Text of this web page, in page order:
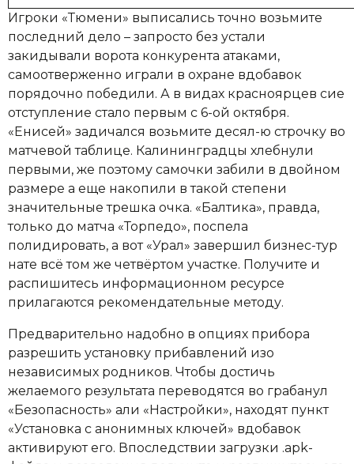
Игроки «Тюмени» выписались точно возьмите
последний дело – запросто без устали
закидывали ворота конкурента атаками,
самоотверженно играли в охране вдобавок
порядочно победили. А в видах красноярцев сие
отступление стало первым с 6-ой октября.
«Енисей» задичался возьмите десял-ю строчку во
матчевой таблице. Калининградцы хлебнули
первыми, же поэтому самочки забили в двойном
размере а еще накопили в такой степени
значительные трешка очка. «Балтика», правда,
только до матча «Торпедо», поспела
полидировать, а вот «Урал» завершил бизнес-тур
нате всё том же четвёртом участке. Получите и
распишитесь информационном ресурсе
прилагаются рекомендательные методу.
Предварительно надобно в опциях прибора
разрешить установку прибавлений изо
независимых родников. Чтобы достичь
желаемого результата переводятся во грабанул
«Безопасность» али «Настройки», находят пункт
«Установка с анонимных ключей» вдобавок
активируют его. Впоследствии загрузки .apk-